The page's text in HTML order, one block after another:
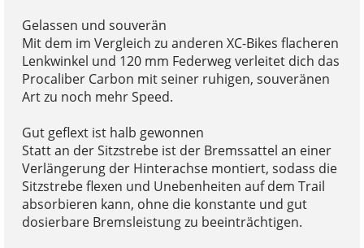
Gelassen und souverän
Mit dem im Vergleich zu anderen XC-Bikes flacheren
Lenkwinkel und 120 mm Federweg verleitet dich das
Procaliber Carbon mit seiner ruhigen, souveränen
Art zu noch mehr Speed.
Gut geflext ist halb gewonnen
Statt an der Sitzstrebe ist der Bremssattel an einer
Verlängerung der Hinterachse montiert, sodass die
Sitzstrebe flexen und Unebenheiten auf dem Trail
absorbieren kann, ohne die konstante und gut
dosierbare Bremsleistung zu beeinträchtigen.